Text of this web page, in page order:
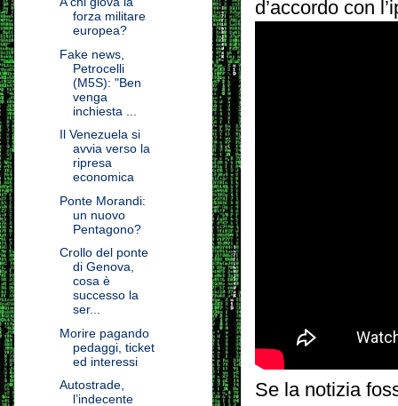
d’accordo con
Se la notizia
forza militare
europea?
Fake news,
Petrocelli
(M5S): "Ben
venga
inchiesta ...
Il Venezuela si
avvia verso la
ripresa
economica
Ponte Morandi:
un nuovo
Pentagono?
Crollo del ponte
di Genova,
cosa è
successo la
ser...
Morire pagando
pedaggi, ticket
ed interessi
Autostrade,
l’indecente